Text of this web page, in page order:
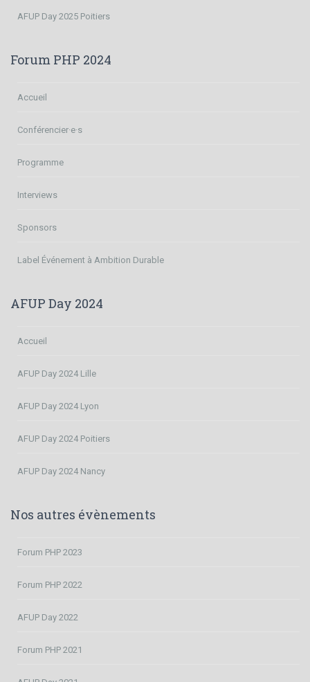
AFUP Day 2025 Poitiers
Forum PHP 2024
Accueil
Conférencier·e·s
Programme
Interviews
Sponsors
Label Événement à Ambition Durable
AFUP Day 2024
Accueil
AFUP Day 2024 Lille
AFUP Day 2024 Lyon
AFUP Day 2024 Poitiers
AFUP Day 2024 Nancy
Nos autres évènements
Forum PHP 2023
Forum PHP 2022
AFUP Day 2022
Forum PHP 2021